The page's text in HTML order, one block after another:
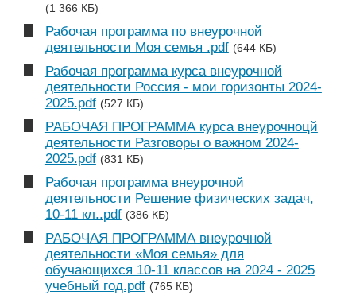
(1 366 КБ)
Рабочая программа по внеурочной
деятельности Моя семья .pdf (644 КБ)
Рабочая программа курса внеурочной
деятельности Россия - мои горизонты 2024-
2025.pdf (527 КБ)
РАБОЧАЯ ПРОГРАММА курса внеурочноцй
деятельности Разговоры о важном 2024-
2025.pdf (831 КБ)
Рабочая программа внеурочной
деятельности Решение физических задач,
10-11 кл..pdf (386 КБ)
РАБОЧАЯ ПРОГРАММА внеурочной
деятельности «Моя семья» для
обучающихся 10-11 классов на 2024 - 2025
учебный год.pdf (765 КБ)